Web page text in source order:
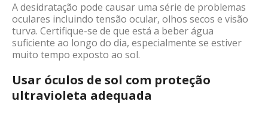
A desidratação pode causar uma série de problemas
oculares incluindo tensão ocular, olhos secos e visão
turva. Certifique-se de que está a beber água
suficiente ao longo do dia, especialmente se estiver
muito tempo exposto ao sol.
Usar óculos de sol com proteção
ultravioleta adequada